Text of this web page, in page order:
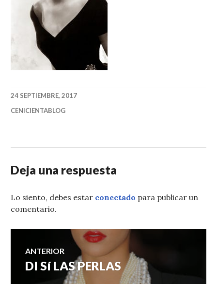
24 SEPTIEMBRE, 2017
CENICIENTABLOG
Deja una respuesta
Lo siento, debes estar conectado para publicar un
comentario.
Navegación
de
ANTERIOR
Entrada
DI Sí LAS PERLAS